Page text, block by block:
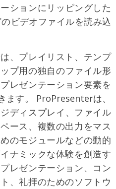
ションにリッピングした
ビデオファイルを読み込
、プレイリスト、テンプ
プ用の独自のファイル形
レゼンテーション要素を
ます。 ProPresenterは、
ディスプレイ、ファイル
ース、複数の出力をマス
のモジュールなどの動的
ナミックな体験を創造す
レゼンテーション、コン
、礼拝のためのソフトウ